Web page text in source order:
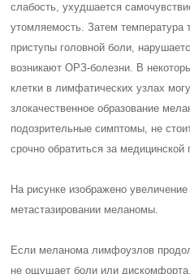
слабость, ухудшается
утомляемость. Затем температура
приступы головной боли,
возникают ОРЗ-болезни. В
клетки в лимфатических узлах
злокачественное образование
подозрительные симптомы, не
срочно обратиться за
На рисунке изображено
метастазировании меланомы.
Если меланома лимфоузлов
не ощущает боли или